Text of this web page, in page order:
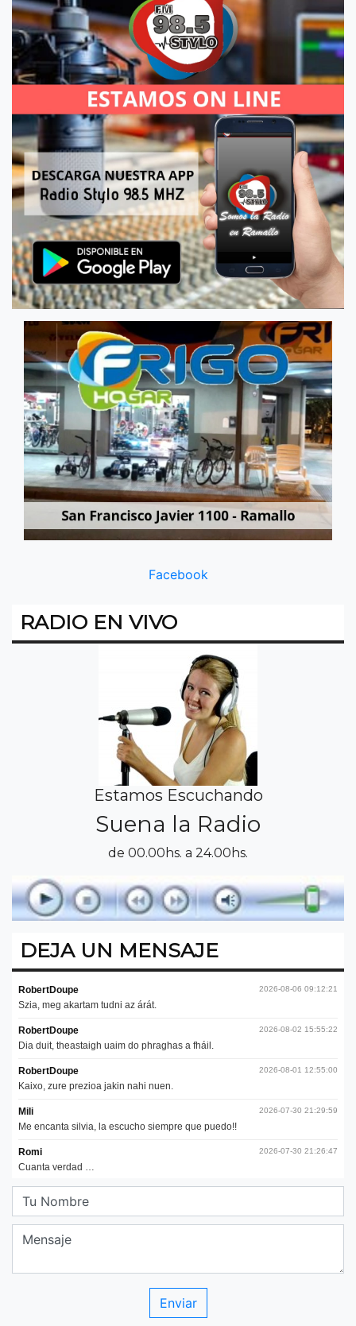
Facebook
RADIO EN VIVO
Estamos Escuchando
Suena la Radio
de 00.00hs. a 24.00hs.
DEJA UN MENSAJE